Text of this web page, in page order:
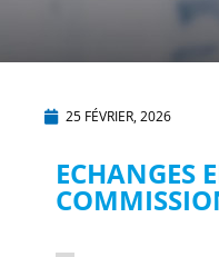
25 FÉVRIER, 2026
ECHANGES